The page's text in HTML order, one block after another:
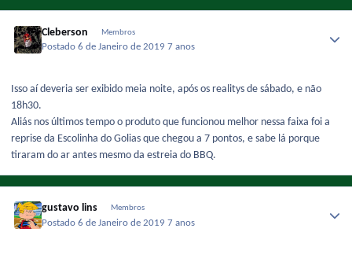
Cleberson Membros
Postado6 de Janeiro de 20197 anos
Isso aí deveria ser exibido meia noite, após os realitys de sábado, e não
18h30.
Aliás nos últimos tempo o produto que funcionou melhor nessa faixa foi a
reprise da Escolinha do Golias que chegou a 7 pontos, e sabe lá porque
tiraram do ar antes mesmo da estreia do BBQ.
gustavo lins Membros
Postado6 de Janeiro de 20197 anos